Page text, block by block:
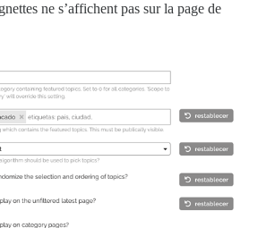
ne s’affichent pas sur la page de